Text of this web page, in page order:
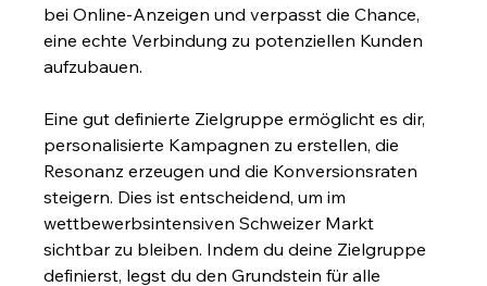
bei Online-Anzeigen und verpasst die Chance,
eine echte Verbindung zu potenziellen Kunden
aufzubauen.
Eine gut definierte Zielgruppe ermöglicht es dir,
personalisierte Kampagnen zu erstellen, die
Resonanz erzeugen und die Konversionsraten
steigern. Dies ist entscheidend, um im
wettbewerbsintensiven Schweizer Markt
sichtbar zu bleiben. Indem du deine Zielgruppe
definierst, legst du den Grundstein für alle